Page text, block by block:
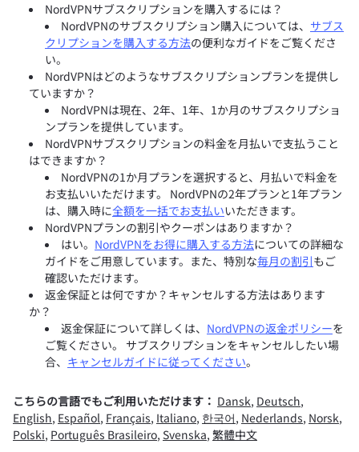
NordVPNサブスクリプションを購入するには？
NordVPNのサブスクリプション購入については、 サブス
クリプションを購入する方法の便利なガイドをご覧くださ
い。
NordVPNはどのようなサブスクリプションプランを提供し
ていますか？
NordVPNは現在、2年、1年、1か月のサブスクリプショ
ンプランを提供しています。
NordVPNサブスクリプションの料金を月払いで支払うこと
はできますか？
NordVPNの1か月プランを選択すると、月払いで料金を
お支払いいただけます。 NordVPNの2年プランと1年プラン
は、購入時に全額を一括でお支払いいただきます。
NordVPNプランの割引やクーポンはありますか？
はい。 NordVPNをお得に購入する方法についての詳細な
ガイドをご用意しています。また、特別な毎月の割引もご
確認いただけます。
返金保証とは何ですか？キャンセルする方法はあります
か？
返金保証について詳しくは、 NordVPNの返金ポリシーを
ご覧ください。 サブスクリプションをキャンセルしたい場
合、 キャンセルガイドに従ってください。
こちらの言語でもご利用いただけます： Dansk, Deutsch,
English, Español, Français, Italiano, 한국어, Nederlands, Norsk,
Polski, Português Brasileiro, Svenska, 繁體中文